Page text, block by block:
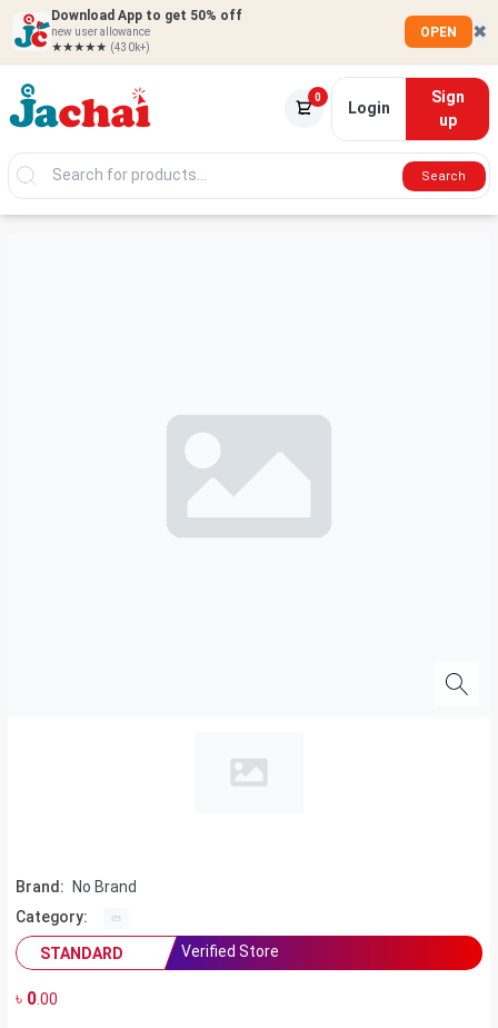
Download App to get 50% off
new user allowance
★★★★★ (430k+)
OPEN ✖
0
Login
Sign
up
Search
Brand:
No Brand
Category:
STANDARD
Verified Store
৳ 0.00